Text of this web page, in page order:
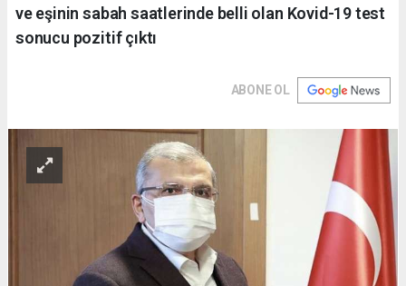
ve eşinin sabah saatlerinde belli olan Kovid-19 test
sonucu pozitif çıktı
ABONE OL